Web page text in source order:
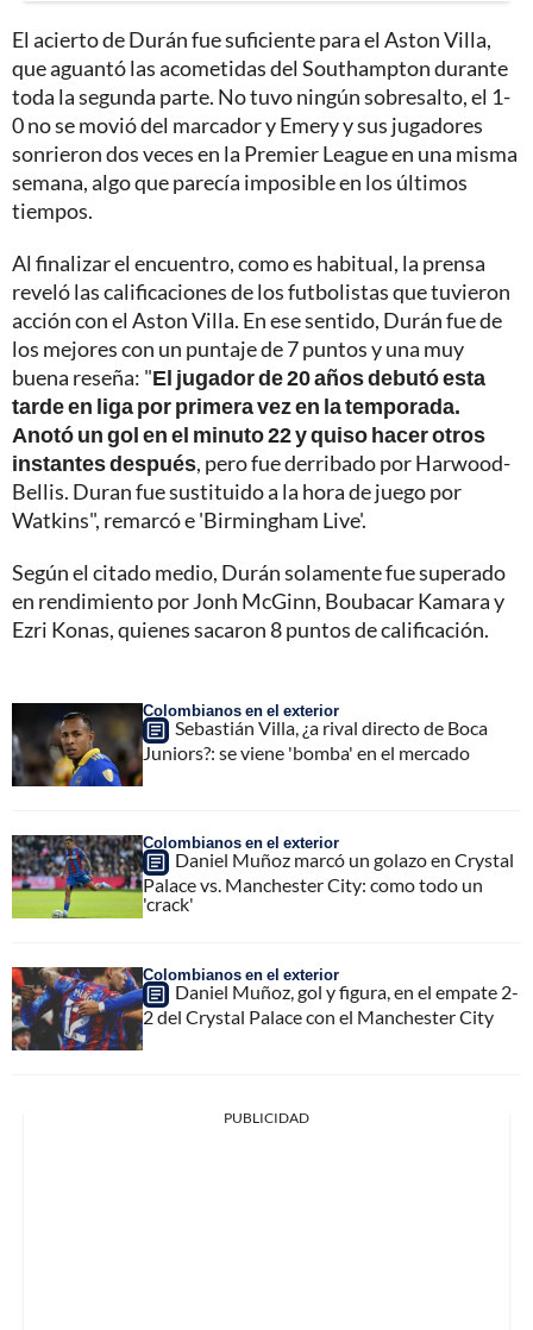
El acierto de Durán fue suficiente para el Aston Villa,
que aguantó las acometidas del Southampton durante
toda la segunda parte. No tuvo ningún sobresalto, el 1-
0 no se movió del marcador y Emery y sus jugadores
sonrieron dos veces en la Premier League en una misma
semana, algo que parecía imposible en los últimos
tiempos.
Al finalizar el encuentro, como es habitual, la prensa
reveló las calificaciones de los futbolistas que tuvieron
acción con el Aston Villa. En ese sentido, Durán fue de
los mejores con un puntaje de 7 puntos y una muy
buena reseña: "El jugador de 20 años debutó esta
tarde en liga por primera vez en la temporada.
Anotó un gol en el minuto 22 y quiso hacer otros
instantes después, pero fue derribado por Harwood-
Bellis. Duran fue sustituido a la hora de juego por
Watkins", remarcó e 'Birmingham Live'.
Según el citado medio, Durán solamente fue superado
en rendimiento por Jonh McGinn, Boubacar Kamara y
Ezri Konas, quienes sacaron 8 puntos de calificación.
Colombianos en el exterior
Sebastián Villa, ¿a rival directo de Boca
Juniors?: se viene 'bomba' en el mercado
Colombianos en el exterior
Daniel Muñoz marcó un golazo en Crystal
Palace vs. Manchester City: como todo un
'crack'
Colombianos en el exterior
Daniel Muñoz, gol y figura, en el empate 2-
2 del Crystal Palace con el Manchester City
PUBLICIDAD